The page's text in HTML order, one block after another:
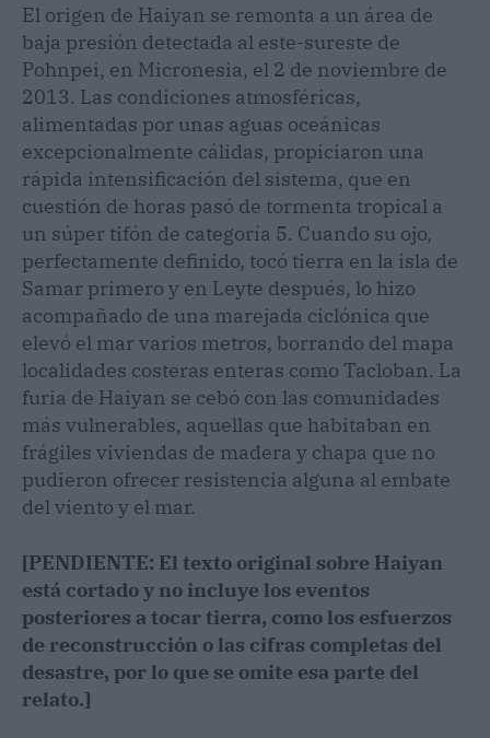
El origen de Haiyan se remonta a un área de
baja presión detectada al este-sureste de
Pohnpei, en Micronesia, el 2 de noviembre de
2013. Las condiciones atmosféricas,
alimentadas por unas aguas oceánicas
excepcionalmente cálidas, propiciaron una
rápida intensificación del sistema, que en
cuestión de horas pasó de tormenta tropical a
un súper tifón de categoría 5. Cuando su ojo,
perfectamente definido, tocó tierra en la isla de
Samar primero y en Leyte después, lo hizo
acompañado de una marejada ciclónica que
elevó el mar varios metros, borrando del mapa
localidades costeras enteras como Tacloban. La
furia de Haiyan se cebó con las comunidades
más vulnerables, aquellas que habitaban en
frágiles viviendas de madera y chapa que no
pudieron ofrecer resistencia alguna al embate
del viento y el mar.
[PENDIENTE: El texto original sobre Haiyan
está cortado y no incluye los eventos
posteriores a tocar tierra, como los esfuerzos
de reconstrucción o las cifras completas del
desastre, por lo que se omite esa parte del
relato.]